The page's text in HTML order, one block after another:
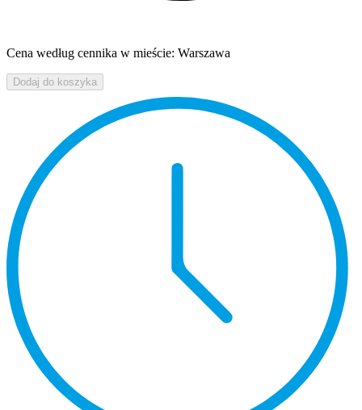
Cena według cennika w mieście: Warszawa
Dodaj do koszyka